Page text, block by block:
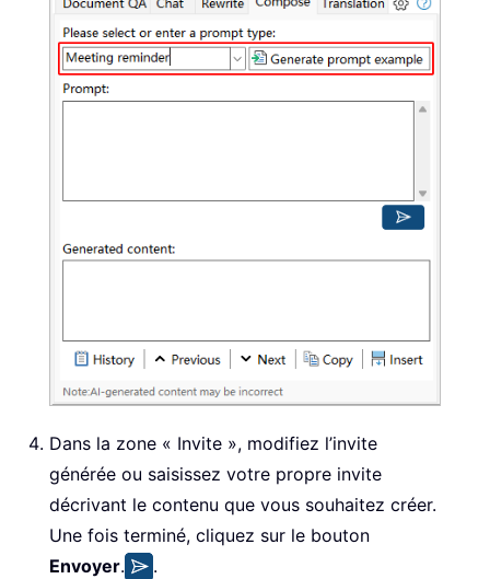
Dans la zone « Invite », modifiez l’invite
générée ou saisissez votre propre invite
décrivant le contenu que vous souhaitez créer.
Une fois terminé, cliquez sur le bouton
Envoyer. .